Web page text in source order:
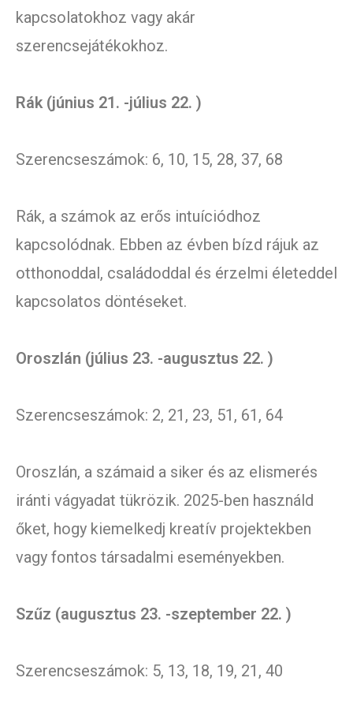
kapcsolatokhoz vagy akár
szerencsejátékokhoz.
Rák (június 21. -július 22. )
Szerencseszámok: 6, 10, 15, 28, 37, 68
Rák, a számok az erős intuíciódhoz
kapcsolódnak. Ebben az évben bízd rájuk az
otthonoddal, családoddal és érzelmi életeddel
kapcsolatos döntéseket.
Oroszlán (július 23. -augusztus 22. )
Szerencseszámok: 2, 21, 23, 51, 61, 64
Oroszlán, a számaid a siker és az elismerés
iránti vágyadat tükrözik. 2025-ben használd
őket, hogy kiemelkedj kreatív projektekben
vagy fontos társadalmi eseményekben.
Szűz (augusztus 23. -szeptember 22. )
Szerencseszámok: 5, 13, 18, 19, 21, 40